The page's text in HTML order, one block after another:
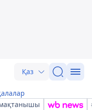
Қаз